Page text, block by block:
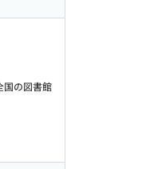
国の図書館